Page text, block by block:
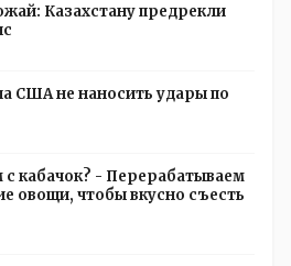
Казахстану предрекли
США не наносить удары по
кабачок? - Перерабатываем
овощи, чтобы вкусно съесть